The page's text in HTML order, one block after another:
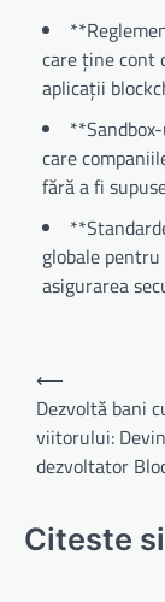
care ține cont
aplicații
care
fără a fi
globale
asigurarea
Navigare
în
articole
⟵
Dezvoltă bani
viitorului:
dezvoltator
Citeste si